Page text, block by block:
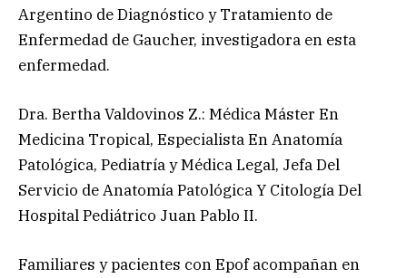
Argentino de Diagnóstico y Tratamiento de
Enfermedad de Gaucher, investigadora en esta
enfermedad.
Dra. Bertha Valdovinos Z.: Médica Máster En
Medicina Tropical, Especialista En Anatomía
Patológica, Pediatría y Médica Legal, Jefa Del
Servicio de Anatomía Patológica Y Citología Del
Hospital Pediátrico Juan Pablo II.
Familiares y pacientes con Epof acompañan en